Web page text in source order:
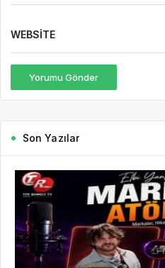
WEBSITE
Yorumu Gönder
Son Yazılar